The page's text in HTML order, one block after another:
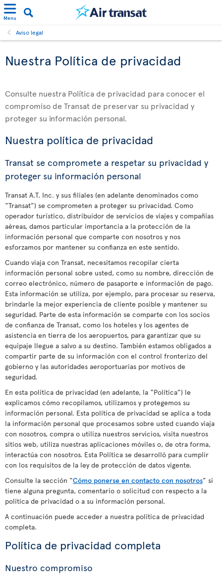
Menu
Aviso legal
Nuestra Política de privacidad
Consulte nuestra Política de privacidad para conocer el
compromiso de Transat de preservar su privacidad y
proteger su información personal.
Nuestra política de privacidad
Transat se compromete a respetar su privacidad y
proteger su información personal
Transat A.T. Inc. y sus filiales (en adelante denominados como
“Transat”) se comprometen a proteger su privacidad. Como
operador turístico, distribuidor de servicios de viajes y compañías
aéreas, damos particular importancia a la protección de la
información personal que comparte con nosotros y nos
esforzamos por mantener su confianza en este sentido.
Cuando viaja con Transat, necesitamos recopilar cierta
información personal sobre usted, como su nombre, dirección de
correo electrónico, número de pasaporte e información de pago.
Esta información se utiliza, por ejemplo, para procesar su reserva,
brindarle la mejor experiencia de cliente posible y mantener su
seguridad. Parte de esta información se comparte con los socios
de confianza de Transat, como los hoteles y los agentes de
asistencia en tierra de los aeropuertos, para garantizar que su
equipaje llegue a salvo a su destino. También estamos obligados a
compartir parte de su información con el control fronterizo del
gobierno y las autoridades aeroportuarias por motivos de
seguridad.
En esta política de privacidad (en adelante, la “Política”) le
explicamos cómo recopilamos, utilizamos y protegemos su
información personal. Esta política de privacidad se aplica a toda
la información personal que procesamos sobre usted cuando viaja
con nosotros, compra o utiliza nuestros servicios, visita nuestros
sitios web, utiliza nuestras aplicaciones móviles o, de otra forma,
interactúa con nosotros. Esta Política se desarrolló para cumplir
con los requisitos de la ley de protección de datos vigente.
Consulte la sección “Cómo ponerse en contacto con nosotros” si
tiene alguna pregunta, comentario o solicitud con respecto a la
política de privacidad o a su información personal.
A continuación puede acceder a nuestra política de privacidad
completa.
Política de privacidad completa
Nuestro compromiso